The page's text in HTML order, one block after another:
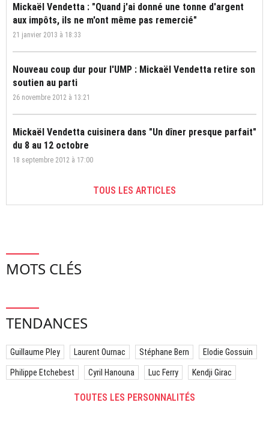
Mickaël Vendetta : "Quand j'ai donné une tonne d'argent
aux impôts, ils ne m'ont même pas remercié"
21 janvier 2013 à 18:33
Nouveau coup dur pour l'UMP : Mickaël Vendetta retire son
soutien au parti
26 novembre 2012 à 13:21
Mickaël Vendetta cuisinera dans "Un dîner presque parfait"
du 8 au 12 octobre
18 septembre 2012 à 17:00
TOUS LES ARTICLES
MOTS CLÉS
TENDANCES
Guillaume Pley Laurent Ournac Stéphane Bern Elodie Gossuin
Philippe Etchebest Cyril Hanouna Luc Ferry Kendji Girac
TOUTES LES PERSONNALITÉS